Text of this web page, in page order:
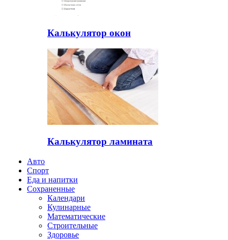
Калькулятор окон
Калькулятор ламината
Авто
Спорт
Еда и напитки
Сохраненные
Календари
Кулинарные
Математические
Строительные
Здоровье